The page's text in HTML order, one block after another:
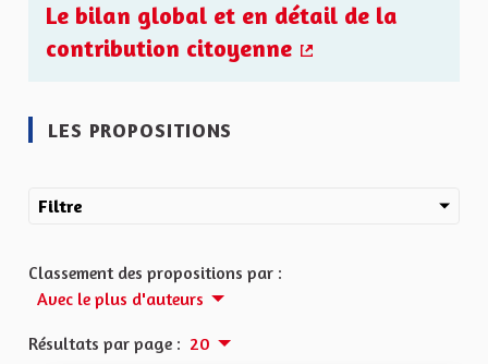
Le bilan global et en détail de la
contribution citoyenne
LES PROPOSITIONS
Filtre
Classement des propositions par :
Avec le plus d'auteurs
Résultats par page : 20